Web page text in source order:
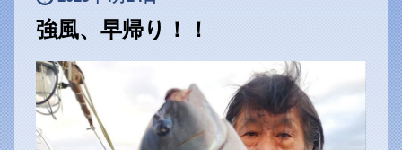
強風、早帰り！！